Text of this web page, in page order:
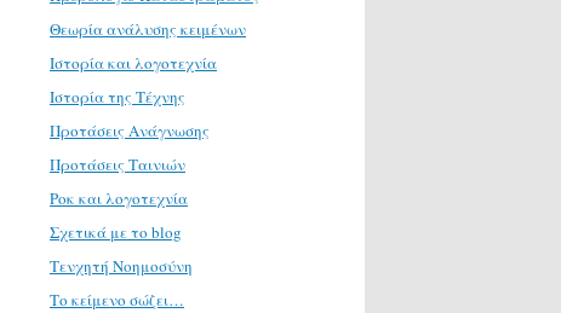
Θεωρία ανάλυσης κειμένων
Ιστορία και λογοτεχνία
Ιστορία της Τέχνης
Προτάσεις Ανάγνωσης
Προτάσεις Ταινιών
Ροκ και λογοτεχνία
Σχετικά με το blog
Τενχητή Νοημοσύνη
Το κείμενο σώζει…